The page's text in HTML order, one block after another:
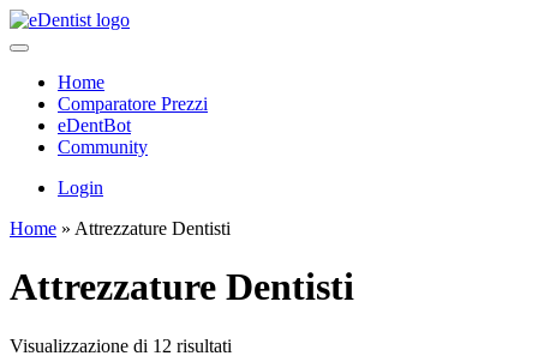
Home
Comparatore Prezzi
eDentBot
Community
Login
Home » Attrezzature Dentisti
Attrezzature Dentisti
Visualizzazione di 12 risultati